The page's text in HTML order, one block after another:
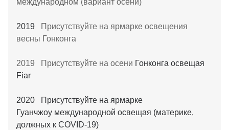
международном (вариант осени)
2019
Присутствуйте на ярмарке освещения
весны Гонконга
2019 Присутствуйте на осени Гонконга освещая
Fiar
2020 Присутствуйте на ярмарке
Гуанчжоу международной освещая (материке,
должных к COVID-19)